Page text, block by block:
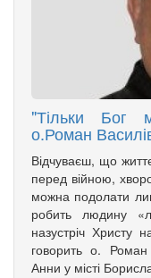
"Тільки Бог
о.Роман
Відчуваєш, що
перед війною,
можна подолати
робить людину
назустріч Христу
говорить о.
Анни у місті